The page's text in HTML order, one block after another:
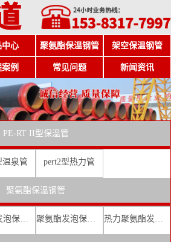
中心 聚氨酯保温钢管 架空保温钢管
例 常见问题 新闻资讯
PE-RT II型保温管
温泉管 pert2型热力管
聚氨酯保温钢管
聚氨酯发泡保温钢管厂家 聚氨酯发泡保温钢管价格 热力聚氨酯发泡直埋保温钢管